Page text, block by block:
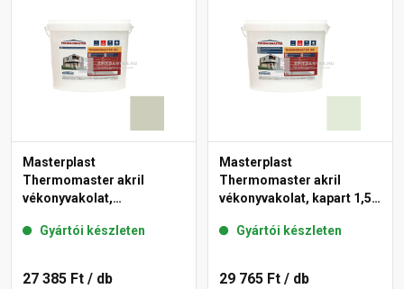
Masterplast
Thermomaster akril
vékonyvakolat,
42-D 25 kg
Gyártói készleten
27 385 Ft / db
Masterplast
Thermomaster akril
vékonyvakolat, kapart 1,5
Gyártói készleten
29 765 Ft / db